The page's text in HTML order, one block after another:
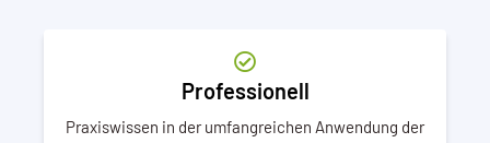
Professionell
Praxiswissen in der umfangreichen Anwendung der